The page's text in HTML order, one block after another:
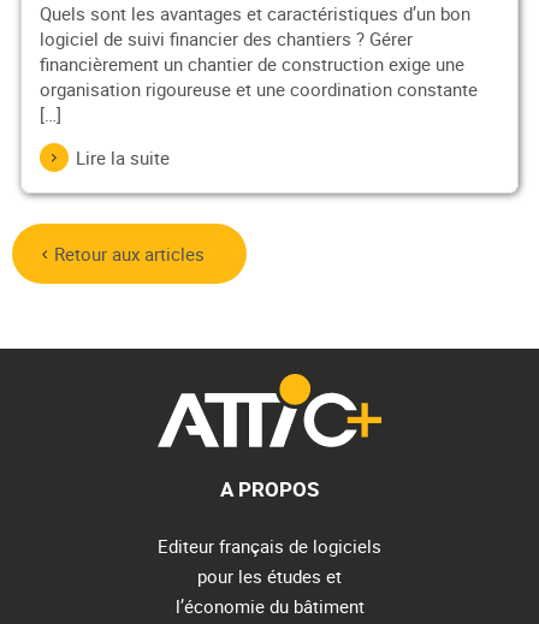
Quels sont les avantages et caractéristiques d’un bon
logiciel de suivi financier des chantiers ? Gérer
financièrement un chantier de construction exige une
organisation rigoureuse et une coordination constante
[…]
Lire la suite
Retour aux articles
A PROPOS
Editeur français de logiciels
pour les études et
l’économie du bâtiment